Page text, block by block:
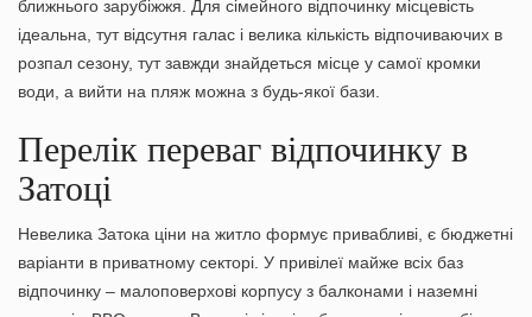
ближнього зарубіжжя. Для сімейного відпочинку місцевість
ідеальна, тут відсутня галас і велика кількість відпочиваючих в
розпал сезону, тут завжди знайдеться місце у самої кромки
води, а вийти на пляж можна з будь-якої бази.
Перелік переваг відпочинку в
Затоці
Невелика Затока ціни на житло формує привабливі, є бюджетні
варіанти в приватному секторі. У привілеї майже всіх баз
відпочинку – малоповерхові корпусу з балконами і наземні